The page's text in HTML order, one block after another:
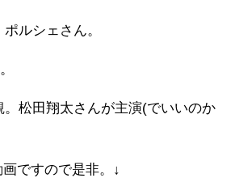
ルシェさん。
松田翔太さんが主演(でいいのか
ですので是非。↓